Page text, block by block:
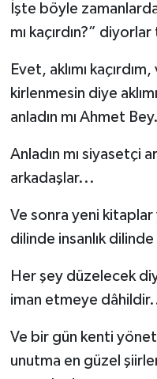
İşte böyle zamanlarda
mı kaçırdın?”
Evet, aklımı
kirlenmesin diye
anladın mı Ahmet
Anladın mı siyasetçi
arkadaşlar...
Ve sonra yeni kitaplar
dilinde insanlık
Her şey düzelecek
iman etmeye
Ve bir gün kenti
unutma en güzel